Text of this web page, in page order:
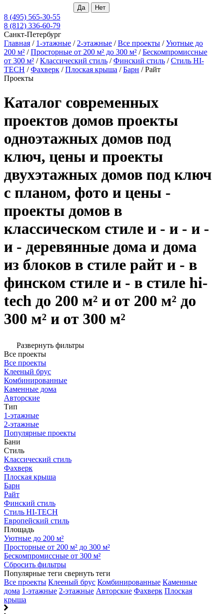
8 (495) 565-30-55
8 (812) 336-60-79
Санкт-Петербург
Главная / 1-этажные / 2-этажные /Все проекты /Уютные до
200 м² /Просторные от 200 м² до 300 м² /Бескомпромиссные
от 300 м² /Классический стиль /Финский стиль /Стиль HI-
TECH /Фахверк /Плоская крыша /Барн /Райт
Проекты
Каталог современных
проектов домов проекты
одноэтажных домов под
ключ, цены и проекты
двухэтажных домов под ключ
с планом, фото и цены -
проекты домов в
классическом стиле и - и - и -
и - деревянные дома и дома
из блоков в стиле райт и - в
финском стиле и - в стиле hi-
tech до 200 м² и от 200 м² до
300 м² и от 300 м²
Развернуть фильтры
Все проекты
Все проекты
Клееный брус
Комбинированные
Каменные дома
Авторские
Тип
1-этажные
2-этажные
Популярные проекты
Бани
Стиль
Классический стиль
Фахверк
Плоская крыша
Барн
Райт
Финский стиль
Стиль HI-TECH
Европейский стиль
Площадь
Уютные до 200 м²
Просторные от 200 м² до 300 м²
Бескомпромиссные от 300 м²
Сбросить фильтры
Популярные теги свернуть теги
Все проекты Клееный брус Комбинированные Каменные
дома 1-этажные 2-этажные Авторские Фахверк Плоская
крыша